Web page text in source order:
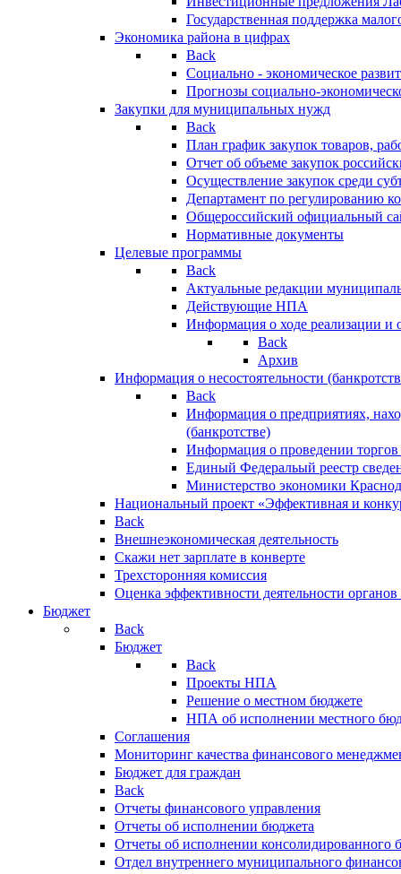
Государственная поддержка
Экономика района в цифрах
Back
Социально - экономическое
Прогнозы социально-
Закупки для муниципальных нужд
Back
План график закупок товаров,
Отчет об объеме закупок
Осуществление закупок среди
Департамент по регулированию
Общероссийский официальный
Нормативные документы
Целевые программы
Back
Актуальные редакции
Действующие НПА
Информация о ходе реализации
Back
Архив
Информация о несостоятельности
Back
Информация о предприятиях,
(банкротстве)
Информация о проведении
Единый Федеральый реестр
Министерство экономики
Национальный проект «Эффективная и
Back
Внешнеэкономическая деятельность
Скажи нет зарплате в конверте
Трехсторонняя комиссия
Оценка эффективности деятельности
Бюджет
Back
Бюджет
Back
Проекты НПА
Решение о местном бюджете
НПА об исполнении местного
Соглашения
Мониторинг качества финансового
Бюджет для граждан
Back
Отчеты финансового управления
Отчеты об исполнении бюджета
Отчеты об исполнении консолидированного
Отдел внутреннего муниципального